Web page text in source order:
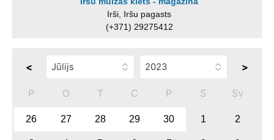
Irši, Iršu pagasts
(+371) 29275412
< >
P O T C P S Sv
26 27 28 29 30 1 2